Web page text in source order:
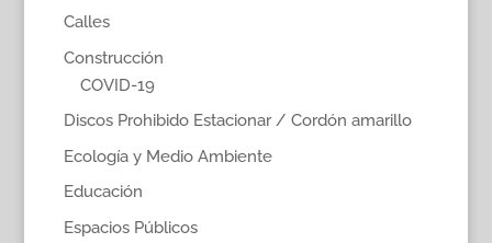
Calles
Construcción
COVID-19
Discos Prohibido Estacionar / Cordón amarillo
Ecología y Medio Ambiente
Educación
Espacios Públicos